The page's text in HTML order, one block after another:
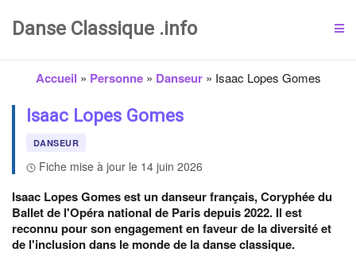
Danse Classique .info
Accueil » Personne» Danseur» Isaac Lopes Gomes
Isaac Lopes Gomes
DANSEUR
Fiche mise à jour le 14 juin 2026
Isaac Lopes Gomes est un danseur français, Coryphée du
Ballet de l'Opéra national de Paris depuis 2022. Il est
reconnu pour son engagement en faveur de la diversité et
de l'inclusion dans le monde de la danse classique.